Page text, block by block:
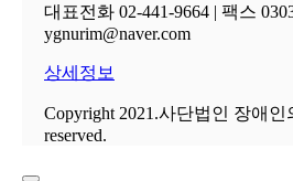
대표전화 02-441-9664 | 팩스
ygnurim@naver.com
상세정보
Copyright 2021.사단법인 장애인
reserved.